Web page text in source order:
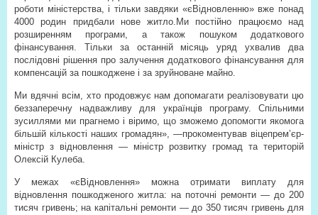
роботи міністерства, і тільки завдяки «єВідновленню» вже понад
4000 родин придбали нове житло.Ми постійно працюємо над
розширенням програми, а також пошуком додаткового
фінансування. Тільки за останній місяць уряд ухвалив два
послідовні рішення про залучення додаткового фінансування для
компенсацій за пошкоджене і за зруйноване майно.
Ми вдячні всім, хто продовжує нам допомагати реалізовувати цю
беззаперечну надважливу для українців програму. Спільними
зусиллями ми прагнемо і віримо, що зможемо допомогти якомога
більшій кількості наших громадян», —прокоментував віцепрем’єр-
міністр з відновлення — міністр розвитку громад та територій
Олексій Кулеба.
У межах «єВідновлення» можна отримати виплату для
відновлення пошкодженого житла: на поточні ремонти — до 200
тисяч гривень; на капітальні ремонти — до 350 тисяч гривень для